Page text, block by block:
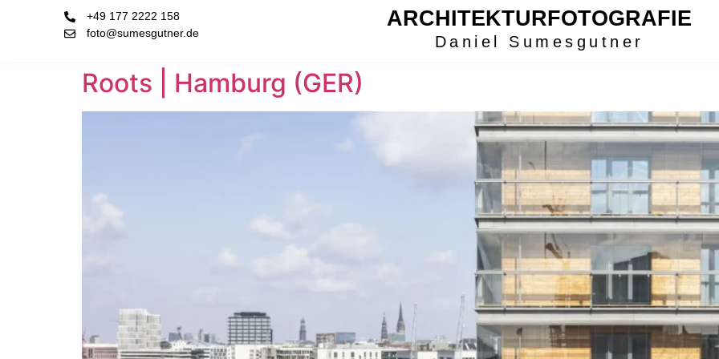
+49 177 2222 158
foto@sumesgutner.de
ARCHITEKTURFOTOGRAFIE
Daniel Sumesgutner
Roots | Hamburg (GER)